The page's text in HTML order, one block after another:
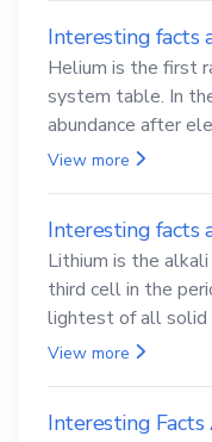
Interesting facts
Helium is the first
system table. In
abundance after
View more
Interesting facts
Lithium is the
third cell in the
lightest of all solid
View more
Interesting